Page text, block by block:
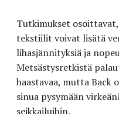
Tutkimukset
tekstiilit voivat lisätä
lihasjännityksiä ja
Metsästysretkistä
haastavaa, mutta
sinua pysymään
seikkailuihin.